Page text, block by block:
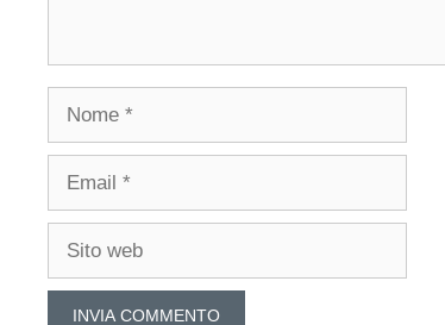
Nome
Email
Sito